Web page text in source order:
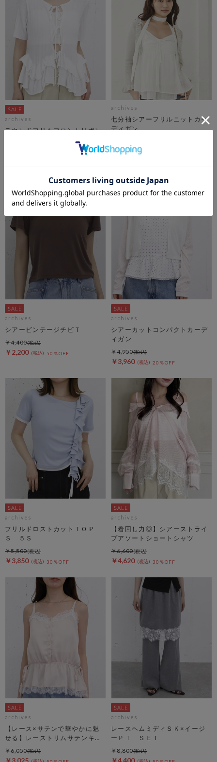
archives
ラウンドフリルフロントリボン
archives
七分袖シアーフリルニットカー
ディガン
archives
シアービンテージチビＴ
￥2,200 50％OFF
￥4,400
archives
シアーカットコンパクトカーデ
ィガン
￥3,960 20％OFF
￥4,950
archives
フリルドロストカットＴＯＰ
Ｓ ５Ｓ
￥3,850 30％OFF
￥5,500
archives
【着回し力◎】シアーストライ
プアソートショートシャツ
￥4,620 30％OFF
￥6,600
archives
【レース×サテンで華やかに魅
せる】レーストリムサテンキャ
ミソール
￥3,025
￥6,050
archives
レースヘムミディＳＫ×イージ
ーＰＴ ＳＥＴ
￥4,400
￥8,800